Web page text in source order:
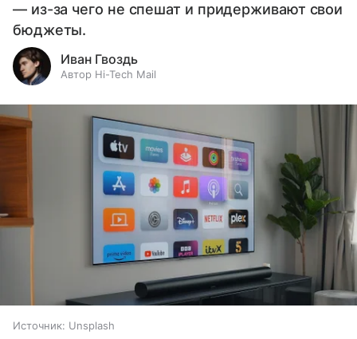
— из-за чего не спешат и придерживают свои
бюджеты.
Иван Гвоздь
Автор Hi-Tech Mail
Источник: Unsplash